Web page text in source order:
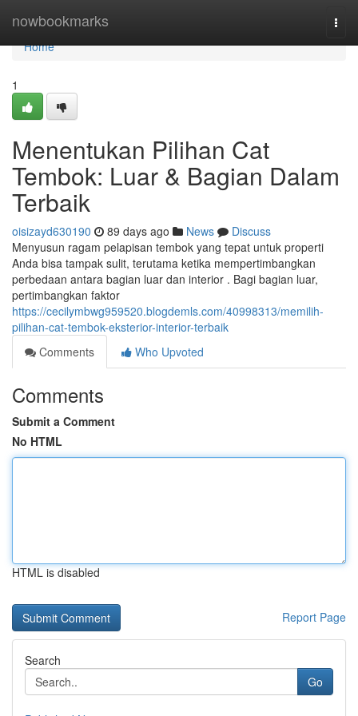
nowbookmarks
Home
Home
1
Menentukan Pilihan Cat
Tembok: Luar & Bagian Dalam
Terbaik
oisizayd630190 89 days ago News
Discuss
Menyusun ragam pelapisan tembok yang tepat untuk properti
Anda bisa tampak sulit, terutama ketika mempertimbangkan
perbedaan antara bagian luar dan interior . Bagi bagian luar,
pertimbangkan faktor
https://cecilymbwg959520.blogdemls.com/40998313/memilih-
pilihan-cat-tembok-eksterior-interior-terbaik
Comments
Who Upvoted
Comments
Submit a Comment
No HTML
HTML is disabled
Report Page
Search
Go